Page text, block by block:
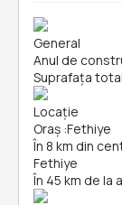
General
Anul de
Suprafața
Locație
Oraș :Fethiye
În 8 km din
Fethiye
În 45 km de la